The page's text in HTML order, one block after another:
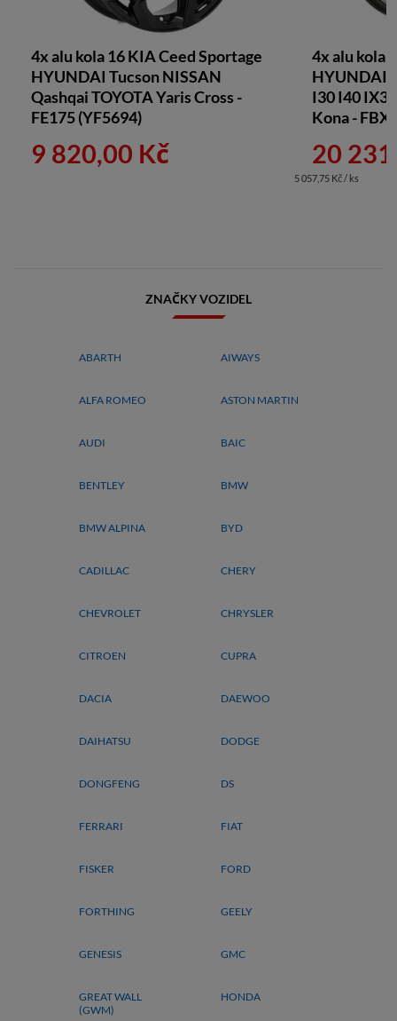
4x alu kola 16 KIA Ceed Sportage
HYUNDAI Tucson NISSAN
Qashqai TOYOTA Yaris Cross -
FE175 (YF5694)
9 820,00 Kč
4x alu kola
HYUNDAI
I30 I40
Kona -
20
5 057,75 Kč / ks
ZNAČKY VOZIDEL
ABARTH AIWAYS
ALFA ROMEO ASTON MARTIN
AUDI BAIC
BENTLEY BMW
BMW ALPINA BYD
CADILLAC CHERY
CHEVROLET CHRYSLER
CITROEN CUPRA
DACIA DAEWOO
DAIHATSU DODGE
DONGFENG DS
FERRARI FIAT
FISKER FORD
FORTHING GEELY
GENESIS GMC
GREAT WALL
(GWM)
HONDA